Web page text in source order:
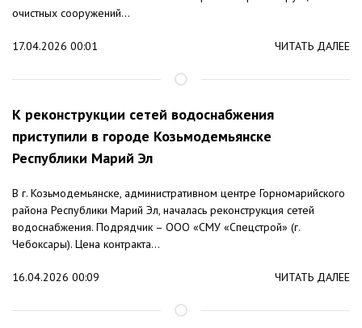
очистных сооружений...
17.04.2026 00:01 ЧИТАТЬ ДАЛЕЕ
К реконструкции сетей водоснабжения
приступили в городе Козьмодемьянске
Республики Марий Эл
В г. Козьмодемьянске, административном центре Горномарийского
района Республики Марий Эл, началась реконструкция сетей
водоснабжения. Подрядчик – ООО «СМУ «Спецстрой» (г.
Чебоксары). Цена контракта...
16.04.2026 00:09 ЧИТАТЬ ДАЛЕЕ